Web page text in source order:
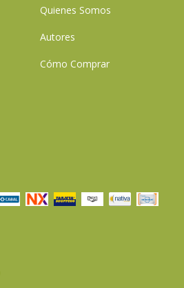
Quienes Somos
Autores
Cómo Comprar